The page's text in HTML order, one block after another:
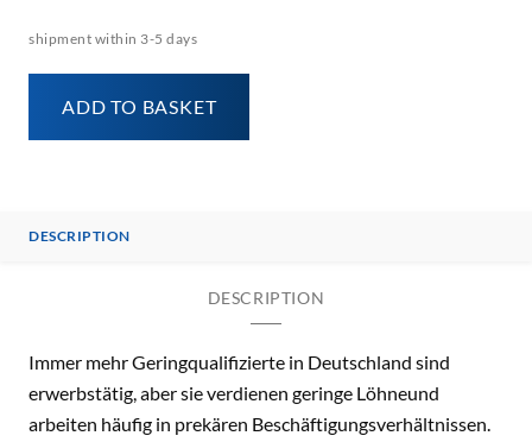
shipment within 3-5 days
ADD TO BASKET
DESCRIPTION
DESCRIPTION
Immer mehr Geringqualifizierte in Deutschland sind
erwerbstätig, aber sie verdienen geringe Löhneund
arbeiten häufig in prekären Beschäftigungsverhältnissen.